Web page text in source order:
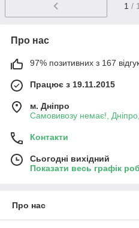
1 /
Про нас
97% позитивних з 167
Працює з 19.11.2015
м. Дніпро
Самовивозу немає!,
Контакти
Сьогодні вихідний
Показати весь графік
Про нас